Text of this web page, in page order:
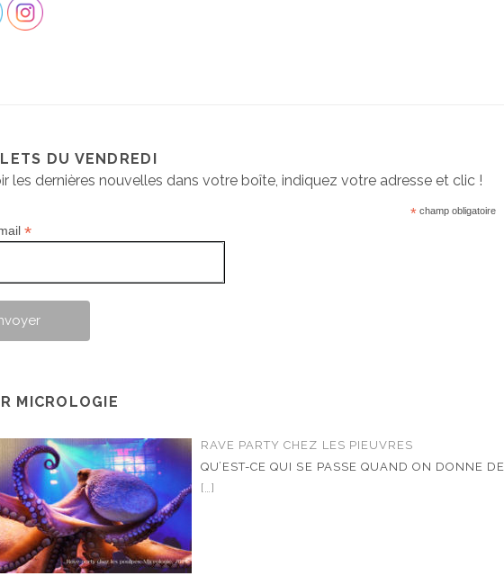
DU VENDREDI
les dernières nouvelles dans votre boîte, indiquez votre adresse et clic !
* champ obligatoire
*
MICROLOGIE
RAVE PARTY CHEZ LES PIEUVRES
QU’EST-CE QUI SE PASSE QUAND ON DONNE DE
[…]